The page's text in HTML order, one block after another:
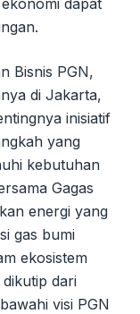
Bisnis PGN,
di Jakarta,
inisiatif
yang
kebutuhan
Gagas
energi yang
gas bumi
ekosistem
dari
visi PGN